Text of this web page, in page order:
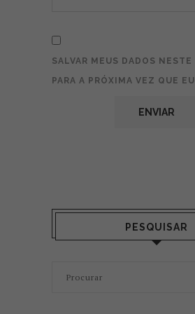
SALVAR MEUS DADOS NESTE
PARA A PRÓXIMA VEZ QUE
PESQUISAR